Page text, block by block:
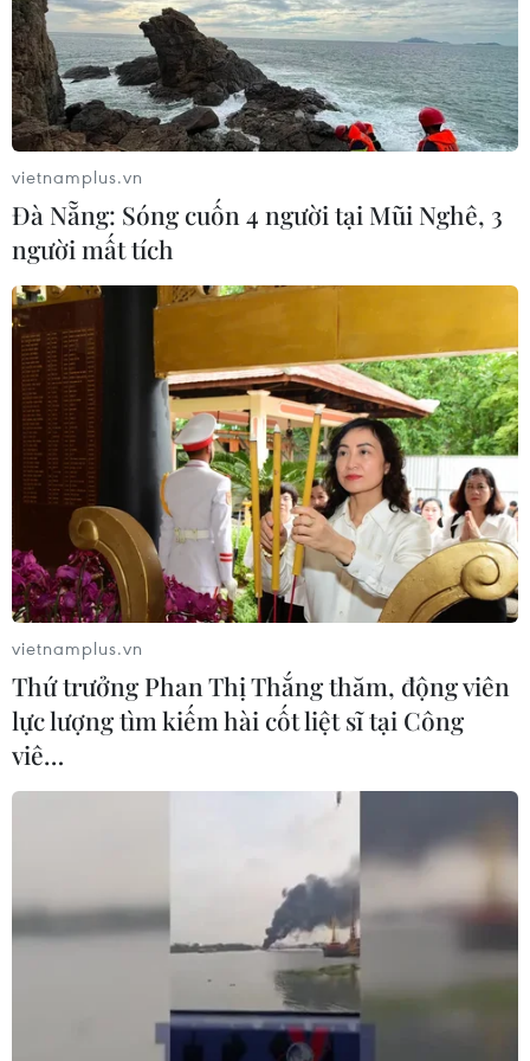
Bất ổn địa chính trị kìm hãm tăng
trưởng Eurozone
05/08/2026 22:59
Tổng thống Nga thay đổi vị
trí các chỉ huy tại mặt trận Ukraine
05/08/2026 15:26
Đâm dao ở trung tâm London, một
nữ nghi phạm bị bắt giữ
05/08/2026 15:07
Nhiều chuyến bay tại Đức chuyển
hướng do vật thể bay gần đường
băng
05/08/2026 10:54
Dự luật trừng phạt Nga của
Mỹ có thể khiến châu Âu chịu tác
EU tuyên bố vượt qua “phép thử” an
ninh biên giới sau khủng hoảng
vietnamplus.vn
Đà Nẵng: Sóng cuốn 4 người tại Mũi Nghê, 3
người mất tích
vietnamplus.vn
Thứ trưởng Phan Thị Thắng thăm, động viên
lực lượng tìm kiếm hài cốt liệt sĩ tại Công
viê…